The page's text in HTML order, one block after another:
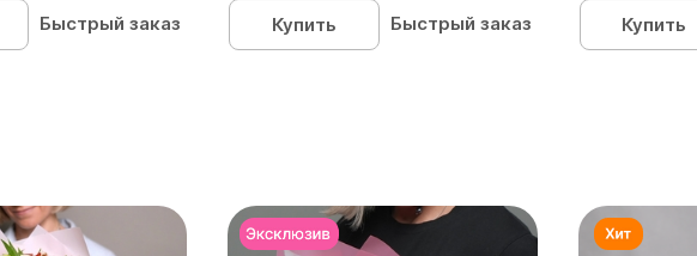
Быстрый заказ
Купить
Быстрый заказ
Купить